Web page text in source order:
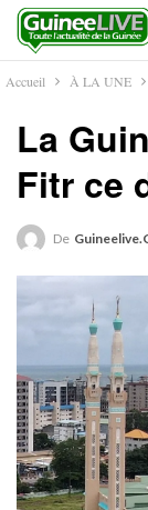
Accueil À LA UNE
La
Fitr ce
De